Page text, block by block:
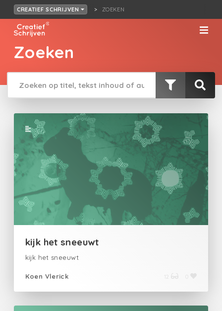
CREATIEF SCHRIJVEN ZOEKEN
Zoeken
kijk het sneeuwt
kijk het sneeuwt
Koen Vlerick